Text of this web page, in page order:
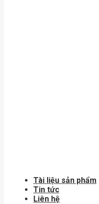
Tài liệu sản phẩm
Tin tức
Liên hệ